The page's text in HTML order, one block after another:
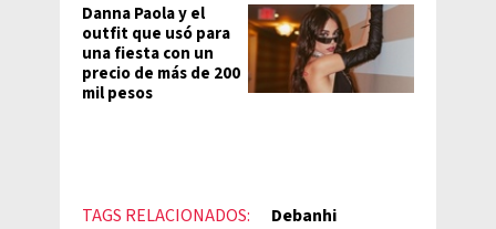
Danna Paola y el
outfit que usó para
una fiesta con un
precio de más de 200
mil pesos
TAGS RELACIONADOS:
Debanhi